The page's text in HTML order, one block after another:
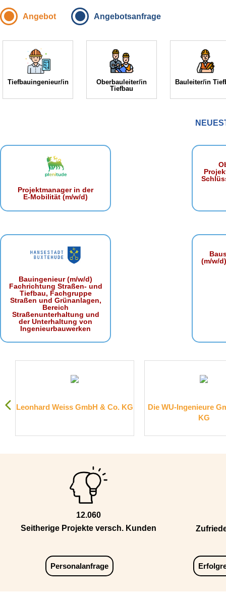
Angebot Angebotsanfrage
Tiefbauingenieur/in
Oberbauleiter/in
Tiefbau
Bauleiter/in
Projektmanager in der
E‑Mobilität (m/w/d)
Bauingenieur (m/w/d)
Fachrichtung Straßen- und
Tiefbau, Fachgruppe
Straßen und Grünanlagen,
Bereich
Straßenunterhaltung und
der Unterhaltung von
Ingenieurbauwerken
(m/w/
GmbH & Co. KG
Die WU-Ingenieure GmbH & Co.
12.060
Seitherige Projekte versch. Kunden
Personalanfrage